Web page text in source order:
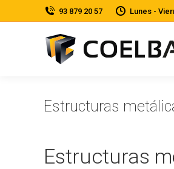
‎93 879 20 57 Lunes -
Estructuras
Estructuras